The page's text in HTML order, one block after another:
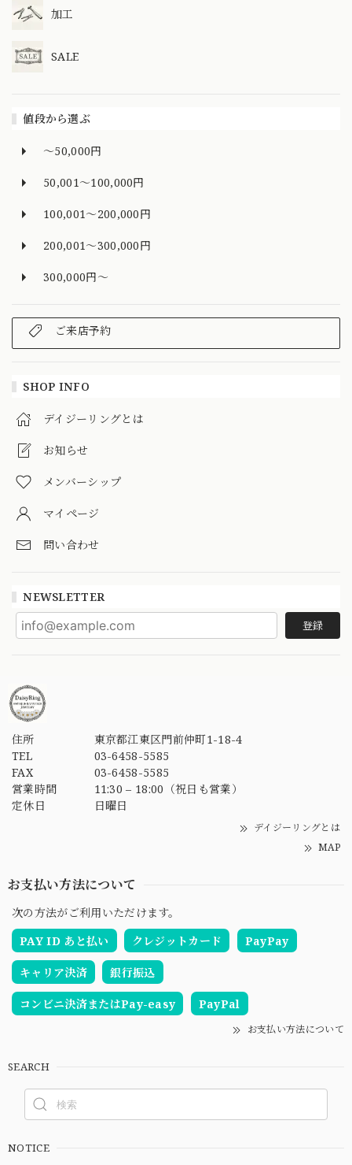
加工
SALE
値段から選ぶ
～50,000円
50,001～100,000円
100,001～200,000円
200,001～300,000円
300,000円～
ご来店予約
SHOP INFO
デイジーリングとは
お知らせ
メンバーシップ
マイページ
問い合わせ
NEWSLETTER
登録
住所
東京都江東区門前仲町1-18-4
TEL
03-6458-5585
FAX
03-6458-5585
営業時間
11:30 – 18:00（祝日も営業）
定休日
日曜日
デイジーリングとは
MAP
お支払い方法について
次の方法がご利用いただけます。
PAY ID あと払い
クレジットカード PayPay
キャリア決済 銀行振込
コンビニ決済またはPay-easy PayPal
お支払い方法について
SEARCH
NOTICE